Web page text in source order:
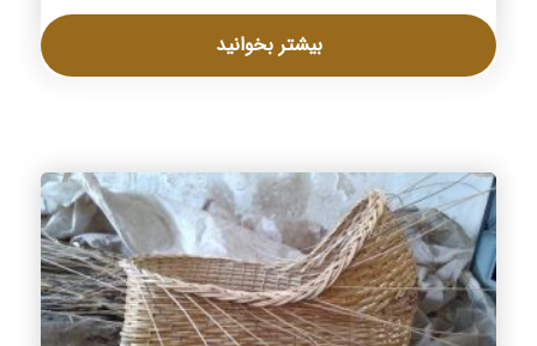
بیشتر بخوانید